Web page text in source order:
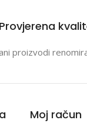
Provjerena
proizvodi
Moj račun